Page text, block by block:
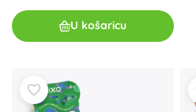
U košaricu